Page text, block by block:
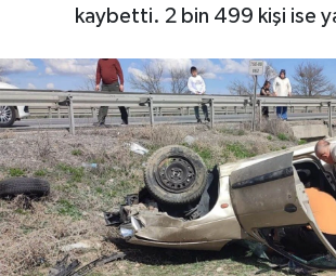
kaybetti. 2 bin 499 kişi ise
EKONOMİ
GÜNDEM
MAGAZİN
SAĞLIK
EĞİTİM
Tüm Manşetler
Son Dakika Haberleri
Haber Arşivi